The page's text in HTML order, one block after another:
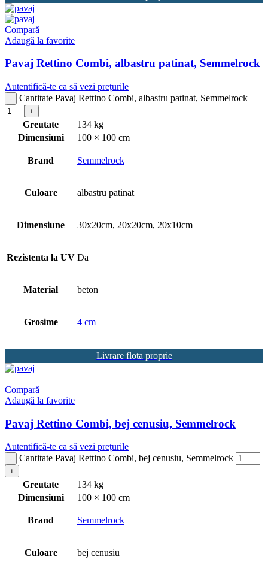
Compară
Adaugă la favorite
Pavaj Rettino Combi, albastru patinat, Semmelrock
Autentifică-te ca să vezi prețurile
Cantitate Pavaj Rettino Combi, albastru patinat, Semmelrock
Greutate
134 kg
Dimensiuni
100 × 100 cm
Brand Semmelrock
Culoare albastru patinat
Dimensiune 30x20cm, 20x20cm, 20x10cm
Rezistenta la UV Da
Material beton
Grosime 4 cm
Livrare flota proprie
Compară
Adaugă la favorite
Pavaj Rettino Combi, bej cenusiu, Semmelrock
Autentifică-te ca să vezi prețurile
Cantitate Pavaj Rettino Combi, bej cenusiu, Semmelrock
Greutate
134 kg
Dimensiuni
100 × 100 cm
Brand Semmelrock
Culoare bej cenusiu